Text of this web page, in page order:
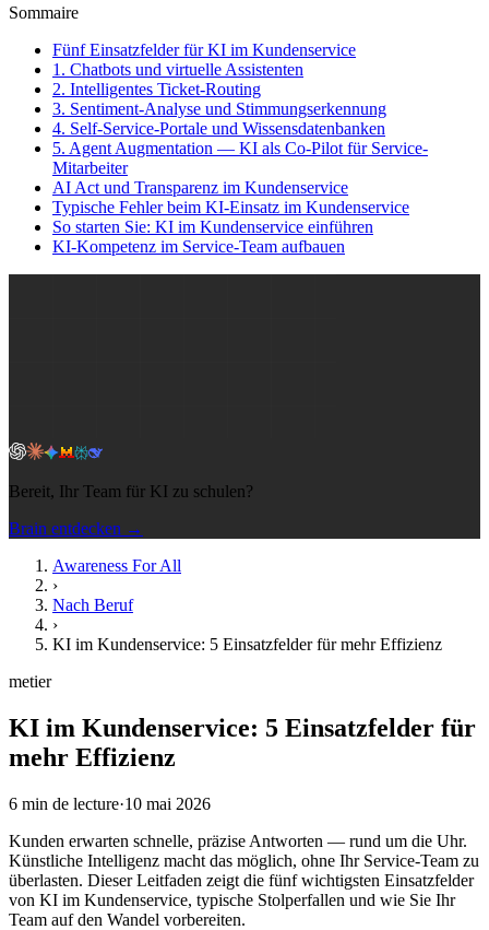
Sommaire
Fünf Einsatzfelder für KI im Kundenservice
1. Chatbots und virtuelle Assistenten
2. Intelligentes Ticket-Routing
3. Sentiment-Analyse und Stimmungserkennung
4. Self-Service-Portale und Wissensdatenbanken
5. Agent Augmentation — KI als Co-Pilot für Service-
Mitarbeiter
AI Act und Transparenz im Kundenservice
Typische Fehler beim KI-Einsatz im Kundenservice
So starten Sie: KI im Kundenservice einführen
KI-Kompetenz im Service-Team aufbauen
Bereit, Ihr Team für KI zu schulen?
Brain entdecken →
Awareness For All
›
Nach Beruf
›
KI im Kundenservice: 5 Einsatzfelder für mehr Effizienz
metier
KI im Kundenservice: 5 Einsatzfelder für
mehr Effizienz
6 min de lecture·10 mai 2026
Kunden erwarten schnelle, präzise Antworten — rund um die Uhr.
Künstliche Intelligenz macht das möglich, ohne Ihr Service-Team zu
überlasten. Dieser Leitfaden zeigt die fünf wichtigsten Einsatzfelder
von KI im Kundenservice, typische Stolperfallen und wie Sie Ihr
Team auf den Wandel vorbereiten.